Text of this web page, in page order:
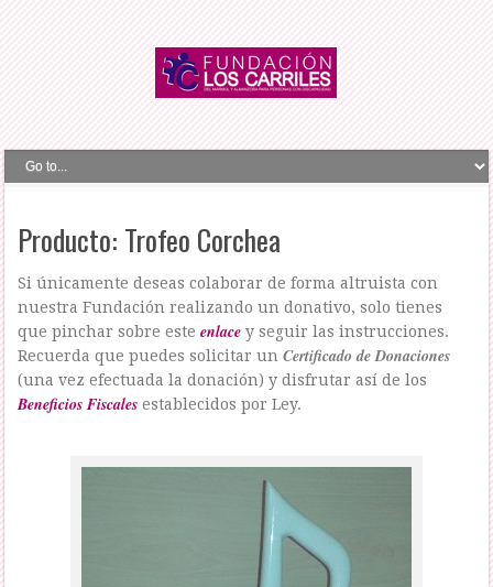
Producto: Trofeo Corchea
Si únicamente deseas colaborar de forma altruista con
nuestra Fundación realizando un donativo, solo tienes
que pinchar sobre esteenlace y seguir las instrucciones.
Recuerda que puedes solicitar unCertificado de Donaciones
(una vez efectuada la donación) y disfrutar así de los
Beneficios Fiscales establecidos por Ley.